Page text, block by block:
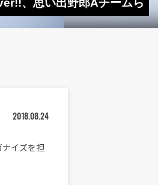
、思い出野郎Aチームら
2018.08.24
ナイズを担